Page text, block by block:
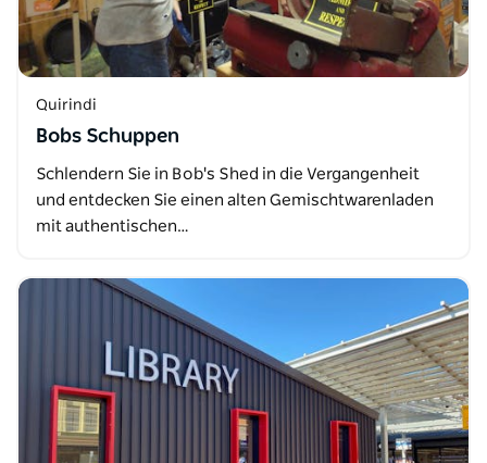
Quirindi
Bobs Schuppen
Schlendern Sie in Bob's Shed in die Vergangenheit
und entdecken Sie einen alten Gemischtwarenladen
mit authentischen…